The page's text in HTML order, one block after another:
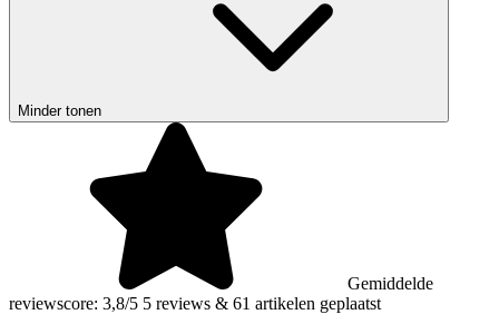
Minder tonen
Gemiddelde
reviewscore: 3,8/5 5 reviews & 61 artikelen geplaatst